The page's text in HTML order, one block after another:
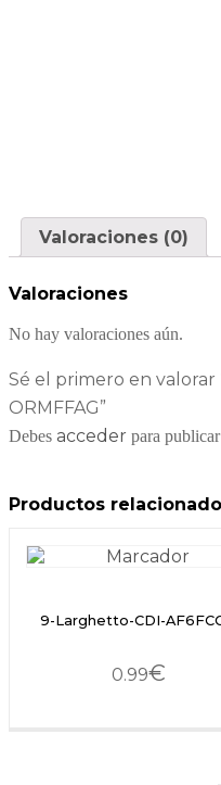
Valoraciones (0)
Valoraciones
No hay valoraciones aún.
Sé el primero en valorar
ORMFFAG”
Debes acceder para
Productos
9-Larghetto-CDI-
0.99€